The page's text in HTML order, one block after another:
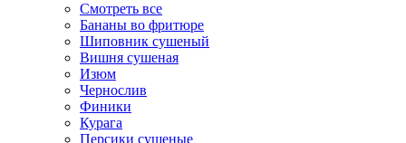
Смотреть все
Бананы во фритюре
Шиповник сушеный
Вишня сушеная
Изюм
Чернослив
Финики
Курага
Персики сушеные